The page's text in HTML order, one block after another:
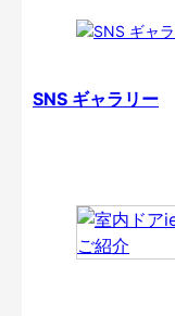
SNS ギャラリー